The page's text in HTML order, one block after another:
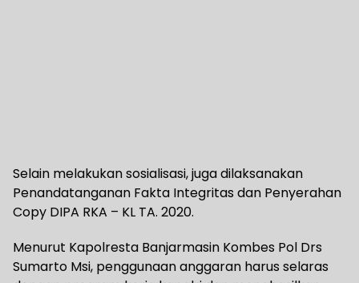
Selain melakukan sosialisasi, juga dilaksanakan
Penandatanganan Fakta Integritas dan Penyerahan
Copy DIPA RKA – KL TA. 2020.
Menurut Kapolresta Banjarmasin Kombes Pol Drs
Sumarto Msi, penggunaan anggaran harus selaras